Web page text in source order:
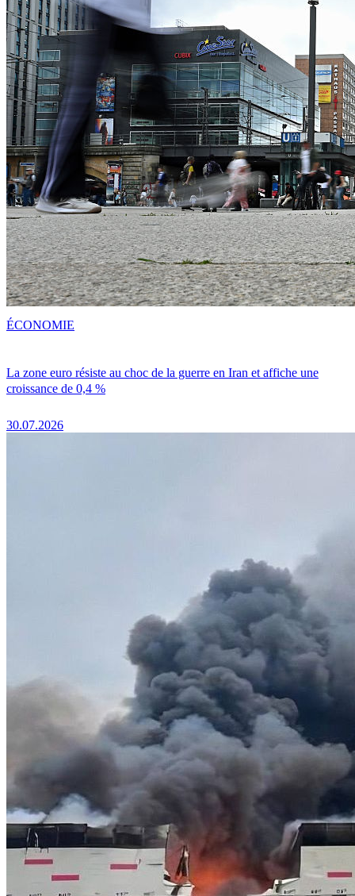
La zone euro résiste au choc de la guerre en Iran et affiche une
croissance de 0,4 %
30.07.2026
ÉCONOMIE